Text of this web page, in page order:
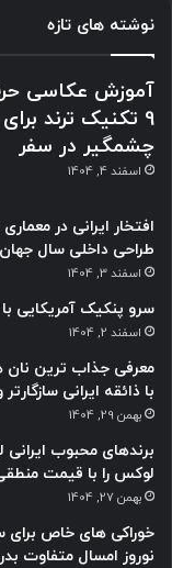
نوشته های تازه
آموزش عکاسی
9 تکنیک ترند
چشمگیر در سفر
اسفند 4, 1404
افتخار ایرانی در
طراحی داخلی سال
اسفند 3, 1404
سرو پنکیک آمریکایی با
اسفند 2, 1404
معرفی جذاب ترین نان
با ذائقه ایرانی
بهمن 29, 1404
برندهای محبوب ایرانی
لوکس را با قیمت
بهمن 27, 1404
خوراکی های خاص برای
نوروز امسال متفاوت